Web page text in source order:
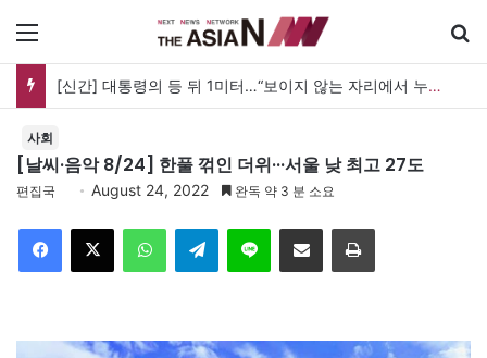
세계 코리아타운, 한인 상권 넘어 한국문화의 광장으로
사회
[날씨·음악 8/24] 한풀 꺾인 더위···서울 낮 최고 27도
편집국 August 24, 2022 완독 약 3 분 소요
Telegram 이메일